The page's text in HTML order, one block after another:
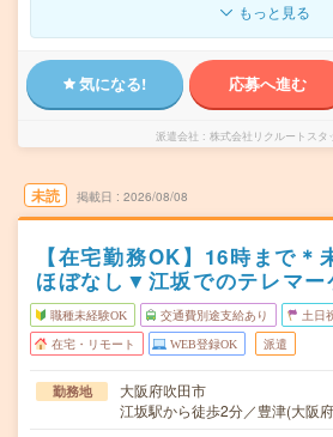
もっと見る
気になる! 応募へ進む
派遣会社 株式会社リクルートスタ
未読 掲載日 2026/08/08
【在宅勤務OK】16時まで＊
ほぼなし▼江坂でのテレマー
職種未経験OK 交通費別途支給あり 土日
在宅・リモート WEB登録OK 派遣
勤務地
大阪府吹田市
江坂駅から徒歩2分／豊津(大阪